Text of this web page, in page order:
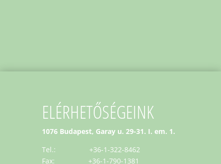
ELÉRHETŐSÉGEINK
1076 Budapest, Garay u. 29-31. I. em. 1.
Tel.: +36-1-322-8462
Fax: +36-1-790-1381